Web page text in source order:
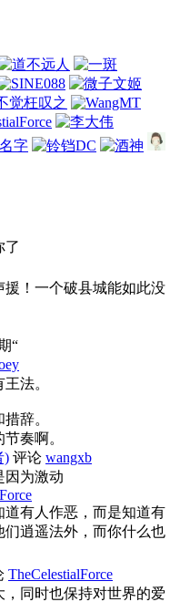
了
！一个破县城能如此没
“
法。
辞。
奏啊。
) 评论 wangxb
因为激动
有人作恶，而是知道有
们逍遥法外，而你什么也
TheCelestialForce
同时也保持对世界的爱